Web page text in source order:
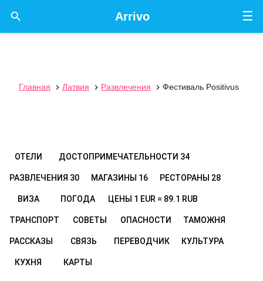
☰
Arrivo

Главная  Латвия  Развлечения  Фестиваль Positivus
ОТЕЛИ ДОСТОПРИМЕЧАТЕЛЬНОСТИ 34
РАЗВЛЕЧЕНИЯ 30 МАГАЗИНЫ 16 РЕСТОРАНЫ 28
ВИЗА ПОГОДА ЦЕНЫ 1 EUR = 89.1 RUB
ТРАНСПОРТ СОВЕТЫ ОПАСНОСТИ ТАМОЖНЯ
РАССКАЗЫ СВЯЗЬ ПЕРЕВОДЧИК КУЛЬТУРА
КУХНЯ КАРТЫ